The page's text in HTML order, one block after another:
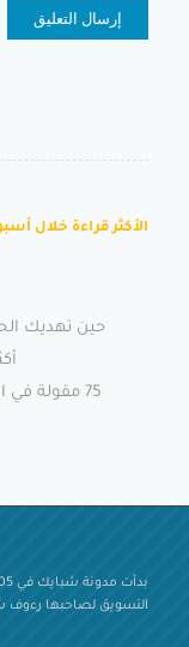
الأكثر قراءة خلال
حين تهديك الحياة 17 سلطة قضائية
75 مقولة في الحكمة تساعدك على تجاوز الأوقات الصعبة
التسويق لصاحبها رءوف